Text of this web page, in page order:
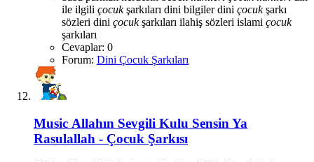
ile ilgili çocukşarkıları dini bilgilerdini çocukşarkı
sözleri dini çocukşarkıları ilahiş sözleri islami çocuk
şarkıları
Cevaplar: 0
Forum: Dini Çocuk Şarkıları
Music Allahın Sevgili Kulu Sensin Ya
Rasulallah - Çocuk Şarkısı